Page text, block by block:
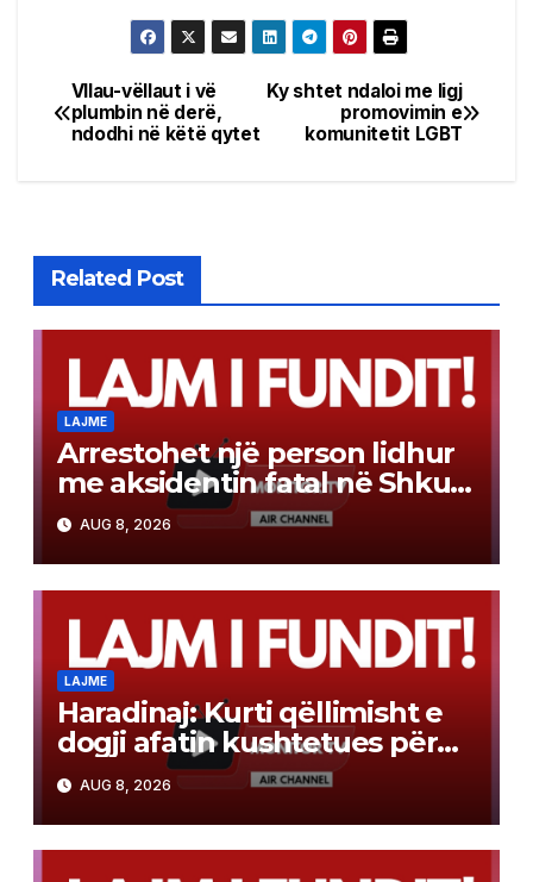
Post
navigation
Ky shtet ndaloi me ligj
promovimin e
komunitetit LGBT
Vllau-vëllaut i vë
plumbin në derë,
ndodhi në këtë qytet
Related Post
LAJME
Arrestohet një person lidhur
me aksidentin fatal në Shkup,
ku dje humbi jetën një 19-
vjeçar
AUG 8, 2026
LAJME
Haradinaj: Kurti qëllimisht e
dogji afatin kushtetues për
konstituimin e Kuvendit
AUG 8, 2026